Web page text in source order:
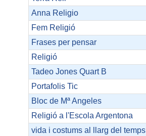
Anna Religio
Fem Religió
Frases per pensar
Religió
Tadeo Jones Quart B
Portafolis Tic
Bloc de Mª Angeles
Religió a l'Escola Argentona
vida i costums al llarg del temps